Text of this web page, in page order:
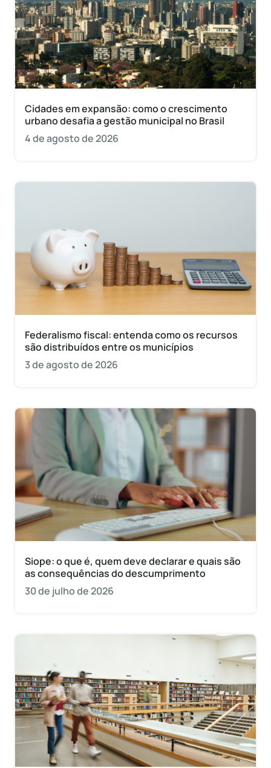
Cidades em expansão: como o crescimento
urbano desafia a gestão municipal no Brasil
4 de agosto de 2026
Federalismo fiscal: entenda como os recursos
são distribuídos entre os municípios
3 de agosto de 2026
Siope: o que é, quem deve declarar e quais são
as consequências do descumprimento
30 de julho de 2026